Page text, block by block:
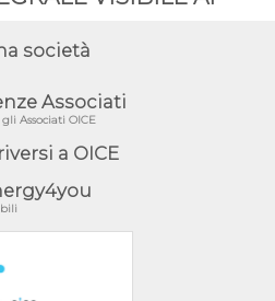
società
Associati
Associati OICE
a OICE